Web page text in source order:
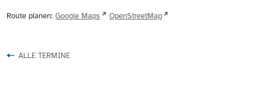
Route planen: Google Maps OpenStreetMap
ALLE TERMINE